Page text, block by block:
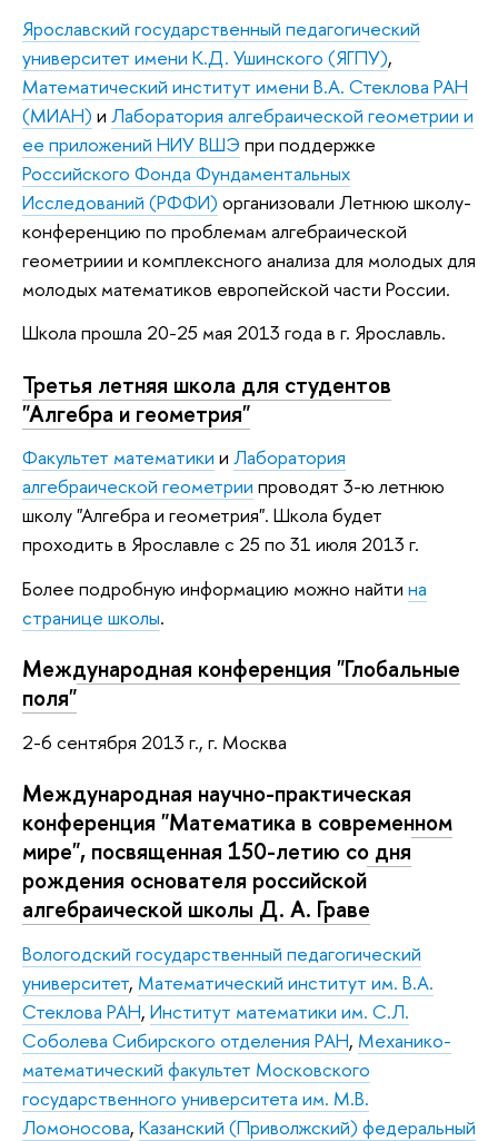
Ярославский государственный педагогический
университет имени К.Д. Ушинского (ЯГПУ),
Математический институт имени В.А. Стеклова РАН
(МИАН) и Лаборатория алгебраической геометрии и
ее приложений НИУ ВШЭ при поддержке
Российского Фонда Фундаментальных
Исследований (РФФИ) организовали Летнюю школу-
конференцию по проблемам алгебраической
геометриии и комплексного анализа для молодых для
молодых математиков европейской части России.
Школа прошла 20-25 мая 2013 года в г. Ярославль.
Третья летняя школа для студентов
"Алгебра и геометрия"
Факультет математики и Лаборатория
алгебраической геометрии проводят 3-ю летнюю
школу "Алгебра и геометрия". Школа будет
проходить в Ярославле с 25 по 31 июля 2013 г.
Более подробную информацию можно найти на
странице школы.
Международная конференция "Глобальные
поля"
2-6 сентября 2013 г., г. Москва
Международная научно-практическая
конференция "Математика в современном
мире", посвященная 150-летию со дня
рождения основателя российской
алгебраической школы Д. А. Граве
Вологодский государственный педагогический
университет, Математический институт им. В.А.
Стеклова РАН, Институт математики им. С.Л.
Соболева Сибирского отделения РАН, Механико-
математический факультет Московского
государственного университета им. М.В.
Ломоносова, Казанский (Приволжский) федеральный